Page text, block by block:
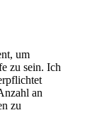
um
zu sein. Ich
an
zu